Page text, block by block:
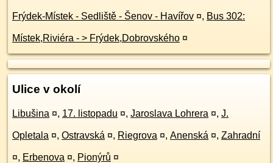
Frýdek-Místek - Sedliště - Šenov - Havířov ¤, Bus 302:
Místek,Riviéra - > Frýdek,Dobrovského ¤
Ulice v okolí
Libušina ¤, 17. listopadu ¤, Jaroslava Lohrera ¤, J.
Opletala ¤, Ostravská ¤, Riegrova ¤, Anenská ¤, Zahradní
¤, Erbenova ¤, Pionýrů ¤